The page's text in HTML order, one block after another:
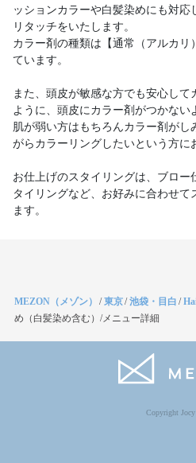
ッションカラーや白髪染めにも対応
リタッチをいたします。
カラー剤の種類は【通常（アルカリ
ています。
また、頭皮が敏感な方でも安心して
ように、頭皮にカラー剤がつかない
肌が弱い方はもちろんカラー剤がし
がらカラーリングしたいという方に
お仕上げのスタイリングは、ブロー
タイリングなど、お好みに合わせて
ます。
MEZON（メゾン） /東京/池袋・目白 /
め（白髪染め含む）/メニュー詳細
Copyright